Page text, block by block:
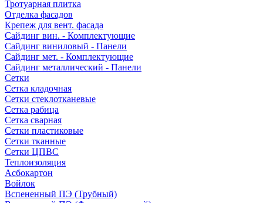
Тротуарная плитка
Отделка фасадов
Крепеж для вент. фасада
Сайдинг вин. - Комплектующие
Сайдинг виниловый - Панели
Сайдинг мет. - Комплектующие
Сайдинг металлический - Панели
Сетки
Сетка кладочная
Сетки стеклотканевые
Сетка рабица
Сетка сварная
Сетки пластиковые
Сетки тканные
Сетки ЦПВС
Теплоизоляция
Асбокартон
Войлок
Вспененный ПЭ (Трубный)